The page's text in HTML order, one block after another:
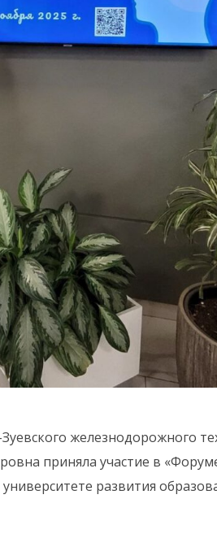
железнодорожного
приняла участие в
развития